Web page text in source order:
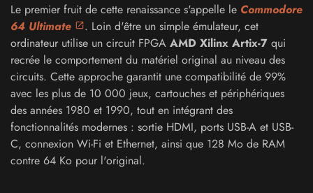
Le premier fruit de cette renaissance s'appelle le Commodore
64 Ultimate
. Loin d'être un simple émulateur, cet
ordinateur utilise un circuit FPGA AMD Xilinx Artix-7 qui
recrée le comportement du matériel original au niveau des
circuits. Cette approche garantit une compatibilité de 99%
avec les plus de 10 000 jeux, cartouches et périphériques
des années 1980 et 1990, tout en intégrant des
fonctionnalités modernes : sortie HDMI, ports USB-A et USB-
C, connexion Wi-Fi et Ethernet, ainsi que 128 Mo de RAM
contre 64 Ko pour l'original.